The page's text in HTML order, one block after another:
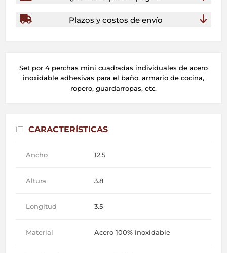
Plazos y costos de envío
Set por 4 perchas mini cuadradas individuales de acero
inoxidable adhesivas para el baño, armario de cocina,
ropero, guardarropas, etc.
CARACTERÍSTICAS
Ancho 12.5
Altura 3.8
Longitud 3.5
Material Acero 100% inoxidable